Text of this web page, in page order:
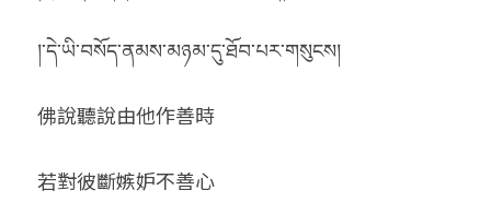
།་དེ་ཡི་བསོད་ནམས་མཉམ་དུ་ཐོབ་པར་གསུངས།
佛說聽說由他作善時
若對彼斷嫉妒不善心